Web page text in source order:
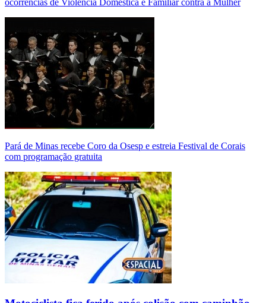
ocorrências de Violência Doméstica e Familiar contra a Mulher
Pará de Minas recebe Coro da Osesp e estreia Festival de Corais
com programação gratuita